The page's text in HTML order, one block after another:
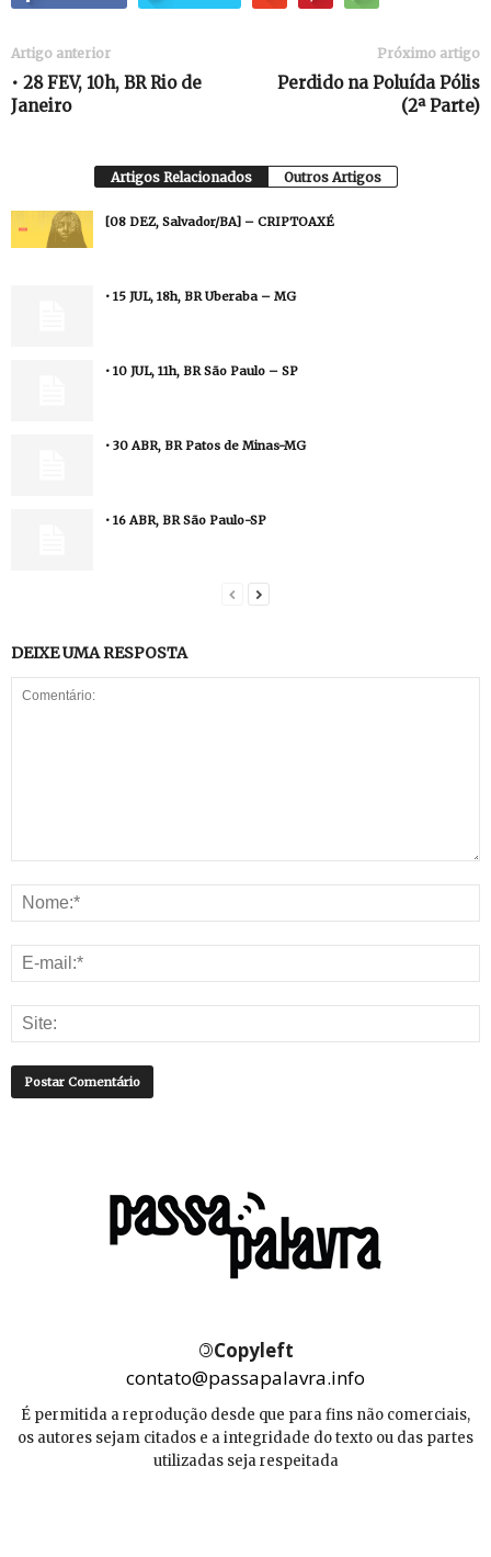
Artigo anterior
• 28 FEV, 10h, BR Rio de
Janeiro
Próximo artigo
Perdido na Poluída Pólis
(2ª Parte)
Artigos Relacionados Outros Artigos
[08 DEZ, Salvador/BA] – CRIPTOAXÉ
• 15 JUL, 18h, BR Uberaba – MG
• 10 JUL, 11h, BR São Paulo – SP
• 30 ABR, BR Patos de Minas-MG
• 16 ABR, BR São Paulo-SP
DEIXE UMA RESPOSTA
©Copyleft
contato@passapalavra.info
É permitida a reprodução desde que para fins não comerciais,
os autores sejam citados e a integridade do texto ou das partes
utilizadas seja respeitada